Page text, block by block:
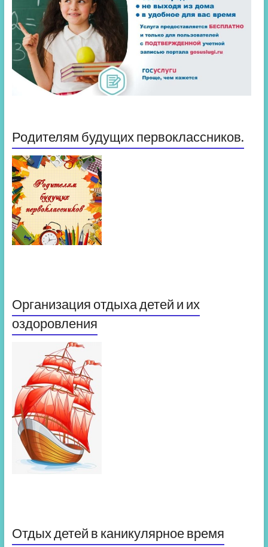
Родителям будущих первоклассников.
Организация отдыха детей и их
оздоровления
Отдых детей в каникулярное время